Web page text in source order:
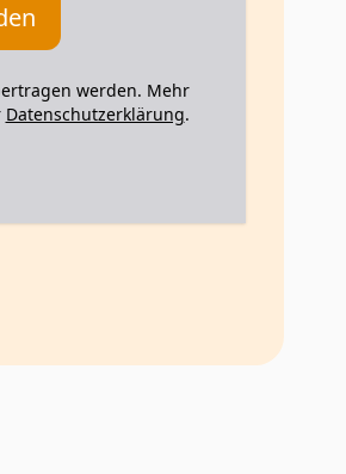
werden. Mehr
Datenschutzerklärung.